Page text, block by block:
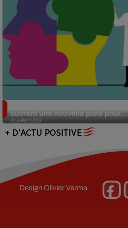
31 juillet 2026
ouvrent une nouvelle piste pour...
+ D'ACTU POSITIVE
DesignOlivier Varma